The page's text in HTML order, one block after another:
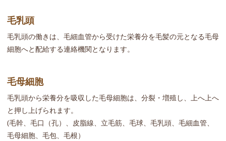
毛乳頭
毛乳頭の働きは、毛細血管から受けた栄養分を毛髪の元となる毛母
細胞へと配給する連絡機関となります。
毛母細胞
毛乳頭から栄養分を吸収した毛母細胞は、分裂・増殖し、上へ上へ
と押し上げられます。
(毛幹、毛口（孔）、皮脂線、立毛筋、毛球、毛乳頭、毛細血管、
毛母細胞、毛包、毛根）